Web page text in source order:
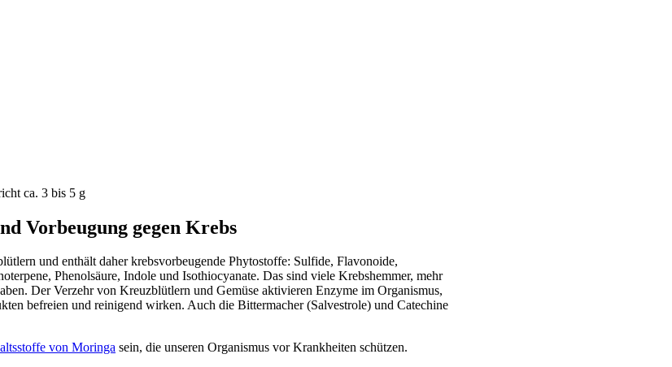
ca. 3 bis 5 g
Vorbeugung gegen Krebs
und enthält daher krebsvorbeugende Phytostoffe: Sulfide, Flavonoide,
Phenolsäure, Indole und Isothiocyanate. Das sind viele Krebshemmer, mehr
Der Verzehr von Kreuzblütlern und Gemüse aktivieren Enzyme im Organismus,
befreien und reinigend wirken. Auch die Bittermacher (Salvestrole) und Catechine
von Moringa sein, die unseren Organismus vor Krankheiten schützen.